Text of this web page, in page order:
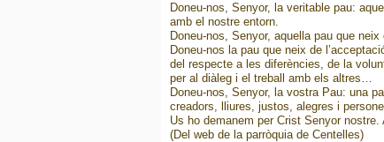
Doneu-nos, Senyor, la veritable pau:
amb el nostre entorn.
Doneu-nos, Senyor, aquella pau que neix
Doneu-nos la pau que neix de
del respecte a les diferències, de la
per al diàleg i el treball amb els altres…
Doneu-nos, Senyor, la vostra Pau: una
creadors, lliures, justos, alegres i
Us ho demanem per Crist Senyor nostre.
(Del web de la parròquia de Centelles)